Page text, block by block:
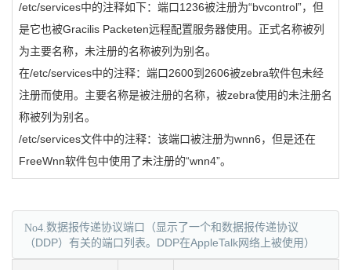
/etc/services中的注释如下：端口1236被注册为“bvcontrol”，但
是它也被Gracilis Packeten远程配置服务器使用。正式名称被列
为主要名称，未注册的名称被列为别名。
在/etc/services中的注释：端口2600到2606被zebra软件包未经
注册而使用。主要名称是被注册的名称，被zebra使用的未注册名
称被列为别名。
/etc/services文件中的注释：该端口被注册为wnn6，但是还在
FreeWnn软件包中使用了未注册的“wnn4”。
No4. 数据报传递协议端口（显示了一个和数据报传递协议
（DDP）有关的端口列表。DDP在AppleTalk网络上被使用）